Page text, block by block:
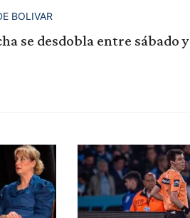
BOLIVAR
se desdobla entre sábado y